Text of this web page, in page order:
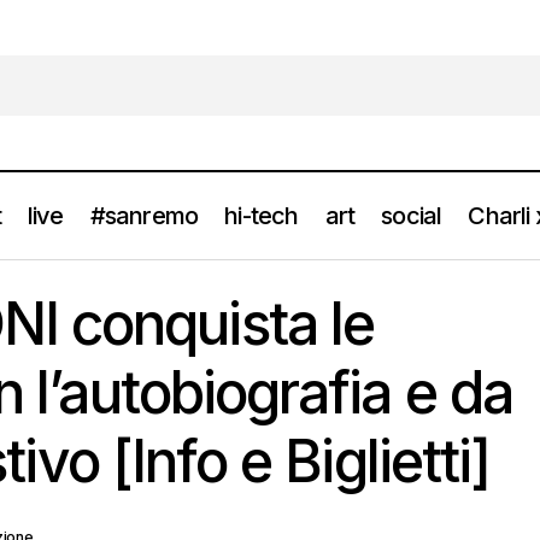
live #sanremo hi-tech art social Charli
e Biglietti]conquista le
l’autobiografia e da
[Info e Biglietti]